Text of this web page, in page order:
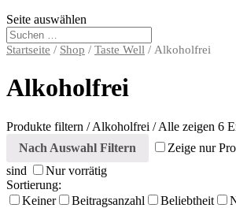
Seite auswählen
Startseite / Shop / Taste Well / Alkoholfrei
Alkoholfrei
Produkte filtern /Alkoholfrei / Alle zeigen 6
Nach Auswahl Filtern
Zeige nur
sind
Nur vorrätig
Sortierung:
Keiner
Beitragsanzahl Beliebtheit